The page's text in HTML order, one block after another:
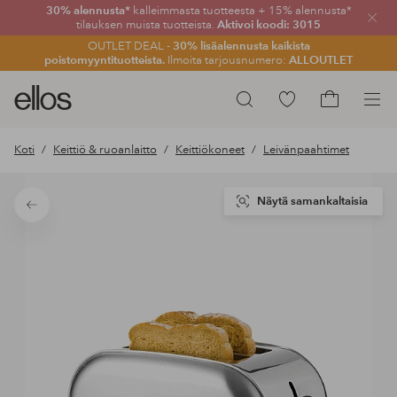
30% alennusta*kalleimmasta tuotteesta + 15% alennusta*
tilauksen muista tuotteista. Aktivoi koodi: 3015
OUTLET DEAL -30% lisäalennusta kaikista
poistomyyntituotteista. Ilmoita tarjousnumero: ALLOUTLET
Sulje
Hae
Ellos-
logo
siirry
Siirry
suosikkituotteisiin
Koti Keittiö & ruoanlaitto Keittiökoneet Leivänpaahtimet
Takaisin
Näytä samankaltaisia